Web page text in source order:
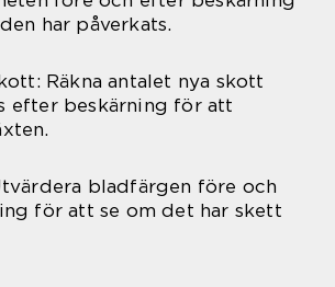
har påverkats.
Räkna antalet nya skott
efter beskärning för att
bladfärgen före och
för att se om det har skett